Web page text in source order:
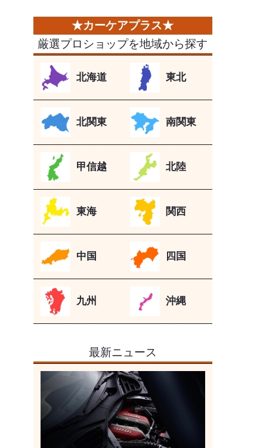
厳選プロショップを地域から探す
北海道 東北
北関東 南関東
甲信越 北陸
東海 関西
中国 四国
九州 沖縄
最新ニュース